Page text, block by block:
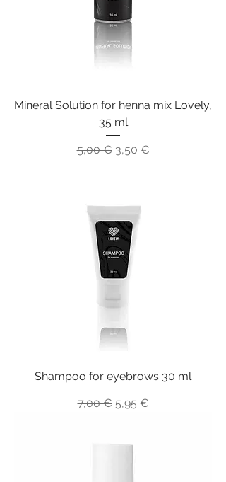
Mineral Solution for henna mix Lovely,
35 ml
Обычная цена
5,00 € Цена со скидкой
3,50 €
Shampoo for eyebrows 30 ml
Обычная цена
7,00 € Цена со скидкой
5,95 €